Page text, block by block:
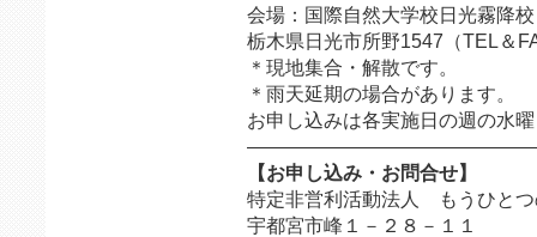
会場：国際自然大学校日光霧降校
栃木県日光市所野1547（TEL＆
＊現地集合・解散です。
＊雨天延期の場合があります。
お申し込みは各実施日の週の水
【お申し込み・お問合せ】
特定非営利活動法人 もうひとつ
宇都宮市峰１－２８－１１